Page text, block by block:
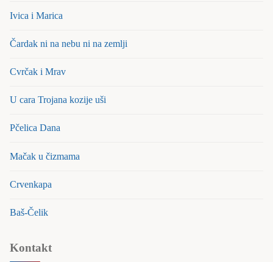
Ivica i Marica
Čardak ni na nebu ni na zemlji
Cvrčak i Mrav
U cara Trojana kozije uši
Pčelica Dana
Mačak u čizmama
Crvenkapa
Baš-Čelik
Kontakt